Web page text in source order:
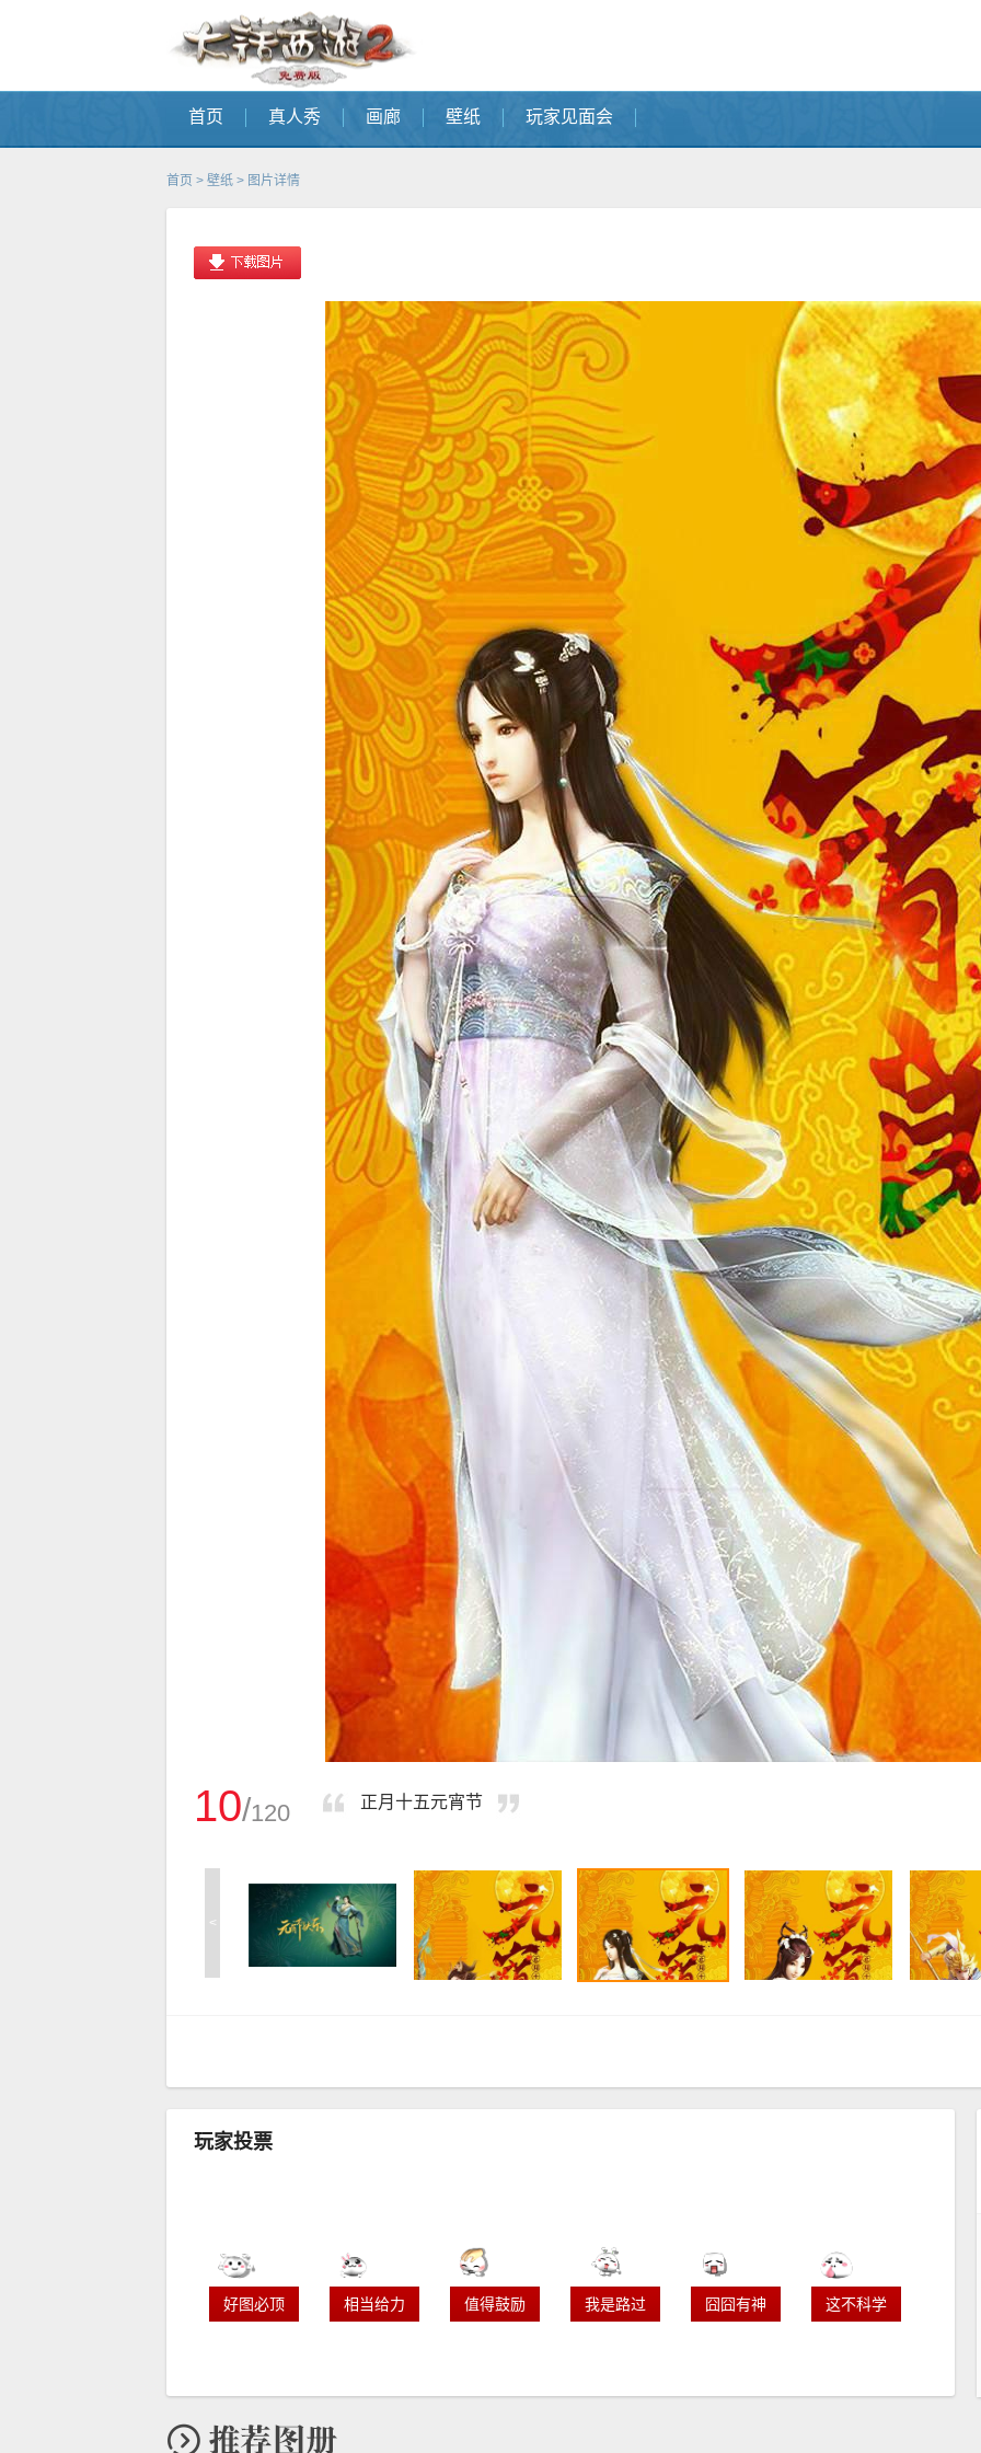
首页 真人秀 画廊 壁纸 玩家见面会
首页 > 壁纸 > 图片详情
10/120 正月十五元宵节
<
玩家投票
好图必顶 相当给力 值得鼓励 我是路过 囧囧有神 这不科学